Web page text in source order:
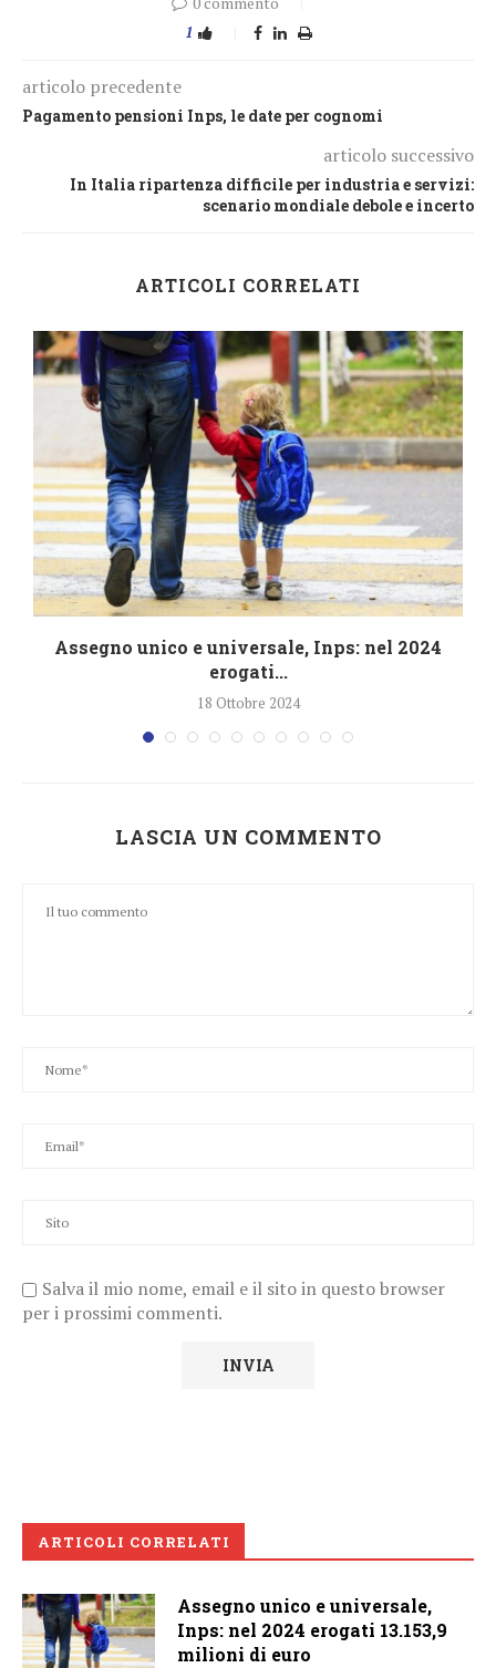
1
articolo precedente
Pagamento pensioni Inps, le date per cognomi
articolo successivo
In Italia ripartenza difficile per industria e servizi:
scenario mondiale debole e incerto
ARTICOLI CORRELATI
Assegno unico e universale, Inps: nel 2024
erogati...
18 Ottobre 2024
LASCIA UN COMMENTO
Salva il mio nome, email e il sito in questo browser
per i prossimi commenti.
ARTICOLI CORRELATI
Assegno unico e universale,
Inps: nel 2024 erogati 13.153,9
milioni di euro